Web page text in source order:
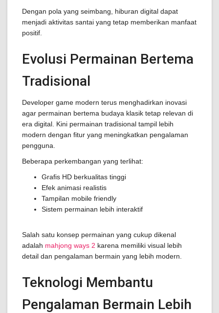
Dengan pola yang seimbang, hiburan digital dapat
menjadi aktivitas santai yang tetap memberikan manfaat
positif.
Evolusi Permainan Bertema
Tradisional
Developer game modern terus menghadirkan inovasi
agar permainan bertema budaya klasik tetap relevan di
era digital. Kini permainan tradisional tampil lebih
modern dengan fitur yang meningkatkan pengalaman
pengguna.
Beberapa perkembangan yang terlihat:
Grafis HD berkualitas tinggi
Efek animasi realistis
Tampilan mobile friendly
Sistem permainan lebih interaktif
Salah satu konsep permainan yang cukup dikenal
adalah mahjong ways 2 karena memiliki visual lebih
detail dan pengalaman bermain yang lebih modern.
Teknologi Membantu
Pengalaman Bermain Lebih